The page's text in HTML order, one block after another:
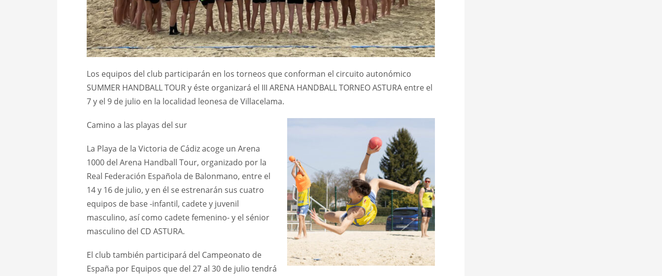
Los equipos del club participarán en los torneos que conforman el circuito autonómico
SUMMER HANDBALL TOUR y éste organizará el III ARENA HANDBALL TORNEO ASTURA entre el
7 y el 9 de julio en la localidad leonesa de Villacelama.
Camino a las playas del sur
La Playa de la Victoria de Cádiz acoge un Arena
1000 del Arena Handball Tour, organizado por la
Real Federación Española de Balonmano, entre el
14 y 16 de julio, y en él se estrenarán sus cuatro
equipos de base -infantil, cadete y juvenil
masculino, así como cadete femenino- y el sénior
masculino del CD ASTURA.
El club también participará del Campeonato de
España por Equipos que del 27 al 30 de julio tendrá